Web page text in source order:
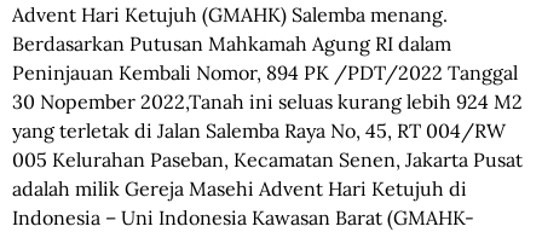
Advent Hari Ketujuh (GMAHK) Salemba menang.
Berdasarkan Putusan Mahkamah Agung RI dalam
Peninjauan Kembali Nomor, 894 PK /PDT/2022 Tanggal
30 Nopember 2022,Tanah ini seluas kurang lebih 924 M2
yang terletak di Jalan Salemba Raya No, 45, RT 004/RW
005 Kelurahan Paseban, Kecamatan Senen, Jakarta Pusat
adalah milik Gereja Masehi Advent Hari Ketujuh di
Indonesia – Uni Indonesia Kawasan Barat (GMAHK-